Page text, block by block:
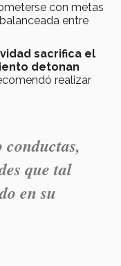
con metas
entre
sacrifica el
detonan
realizar
que tal
en su